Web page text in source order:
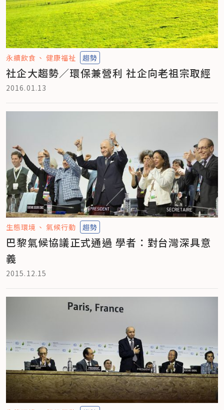
永續飲食 健康福祉 趨勢
社企大趨勢／環保兼營利 社企向老祖宗取經
2016.01.13
生態環境 氣候行動 趨勢
巴黎氣候協議正式通過 學者：對台灣深具意
義
2015.12.15